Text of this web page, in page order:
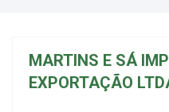
MARTINS E SÁ
EXPORTAÇÃO